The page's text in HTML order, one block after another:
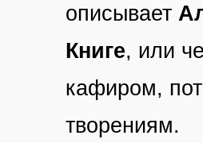
описывает
Книге, или
кафиром,
творениям.